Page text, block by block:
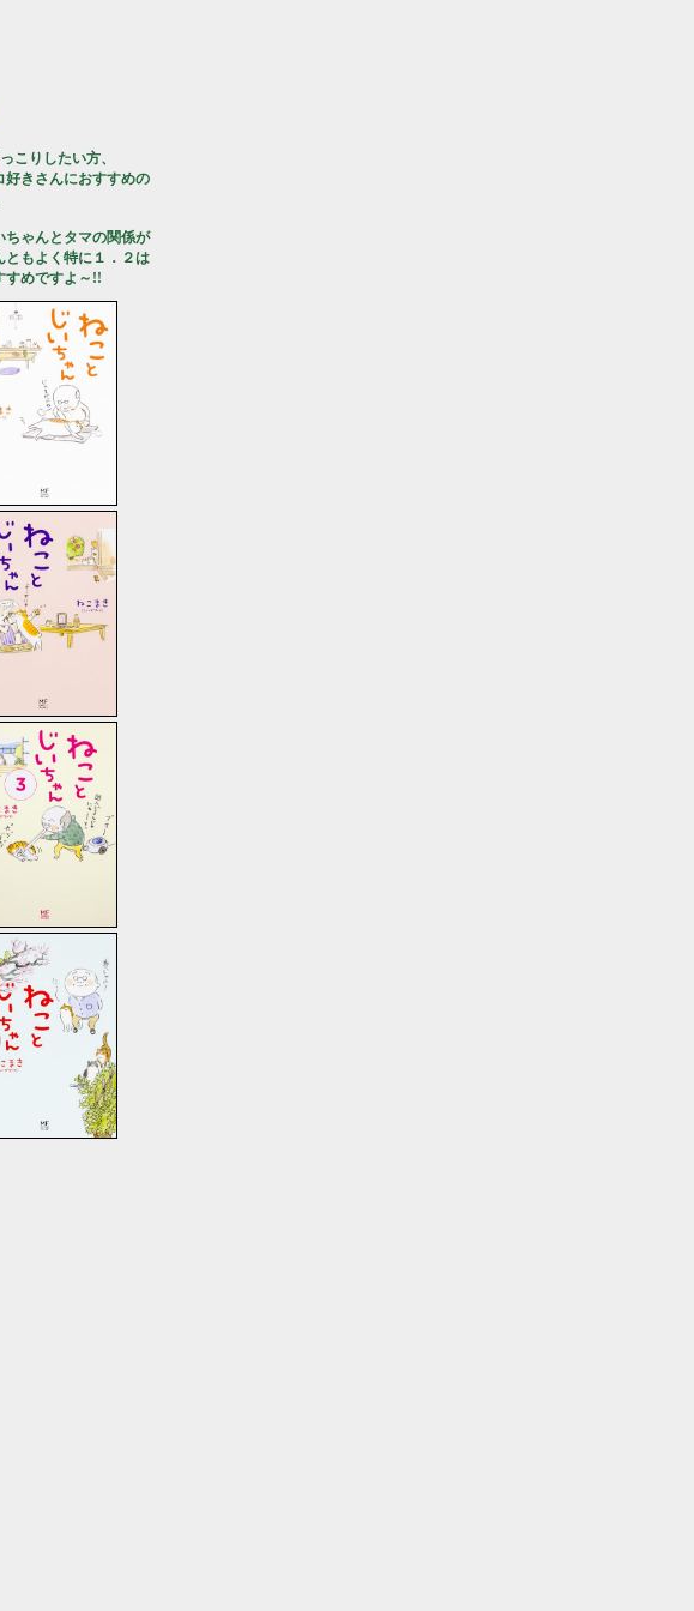
こりしたい方、
好きさんにおすすめの
ちゃんとタマの関係が
ともよく特に１．２は
すめですよ～!!